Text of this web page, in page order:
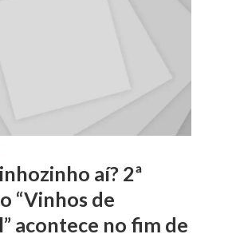
aí? 2ª
“Vinhos de
acontece no fim de